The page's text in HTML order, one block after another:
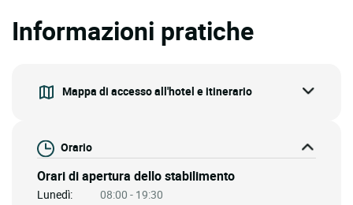
Informazioni pratiche
Mappa di accesso all'hotel e itinerario
Orario
Orari di apertura dello stabilimento
Lunedì:
08:00 - 19:30